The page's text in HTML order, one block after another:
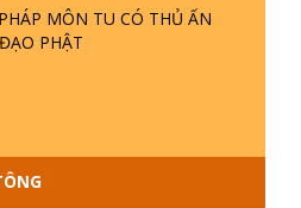
MÔN TU CÓ THỦ ẤN
PHẬT
VỀ LỄ TIỄN THIỀN TÔNG SƯ
VỀ PHẬT GIỚI
- BÁC NGUYỄN NHÂN LÀ AI?
DO ĐÂU MÀ CÓ?